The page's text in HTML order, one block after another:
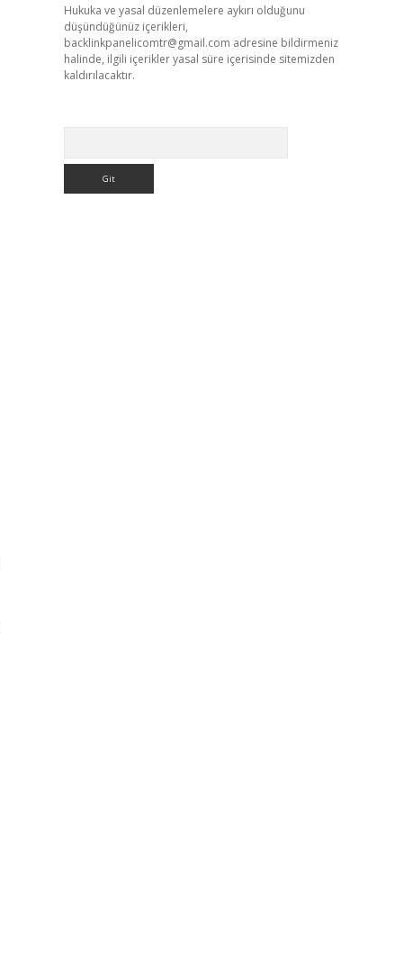
Hukuka ve yasal düzenlemelere aykırı olduğunu
düşündüğünüz içerikleri,
backlinkpanelicomtr@gmail.com adresine bildirmeniz
halinde, ilgili içerikler yasal süre içerisinde sitemizden
kaldırılacaktır.